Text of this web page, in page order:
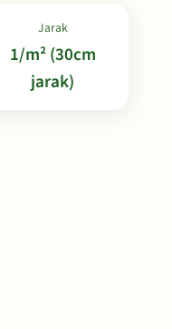
Jarak
1/m² (30cm
jarak)